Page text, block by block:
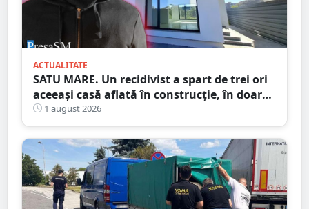
ACTUALITATE
SATU MARE. Un recidivist a spart de trei ori
aceeași casă aflată în construcție, în doar
șase zile
1 august 2026